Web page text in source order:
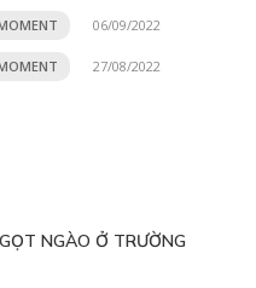
06/09/2022
27/08/2022
NGÀO Ở TRƯỜNG